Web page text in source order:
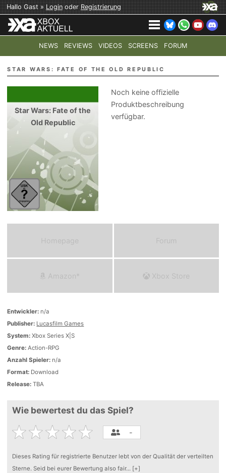
Hallo Gast »LoginoderRegistrierung
NEWS REVIEWS VIDEOS SCREENS FORUM
TOP-THEMEN: COD: MODERN WARFARE 4 HALO:
STAR WARS: FATE OF THE OLD REPUBLIC
Star Wars: Fate of the
Old Republic
Noch keine offizielle
Produktbeschreibung
verfügbar.
Homepage Forum
Amazon* Xbox Store
Entwickler: n/a
Publisher: Lucasfilm Games
System: Xbox Series X|S
Genre: Action-RPG
Anzahl Spieler: n/a
Format: Download
Release: TBA
Wie bewertest du das Spiel?
-
Dieses Rating für registrierte Benutzer lebt von der Qualität der verteilten
Sterne. Seid bei eurer Bewertung also fair... [+]